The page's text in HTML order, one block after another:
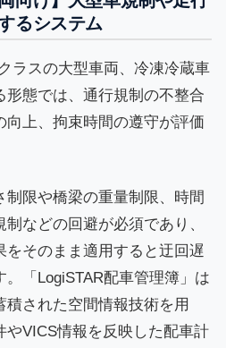
るシステム
ラスの大型車両、冷凍冷蔵車
形態では、通行規制の不整合
向上、拘束時間の遵守が評価
制限や橋梁の重量制限、時間
などの回避が必須であり、
そのまま適用すると迂回遅
「LogiSTAR配車管理簿」は
された空間情報技術を用
やVICS情報を反映した配車計